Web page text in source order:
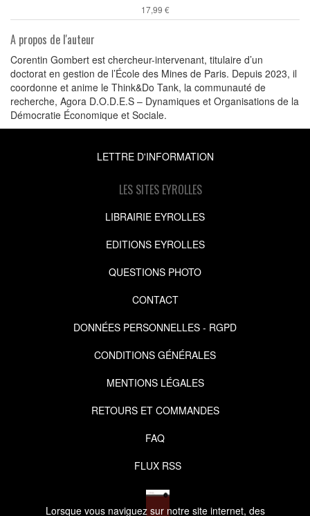
Lorsque vous naviguez sur notre site internet, des
17,99 €
A propos de l'auteur
Corentin Gombert est chercheur-intervenant, titulaire d’un
doctorat en gestion de l’École des Mines de Paris. Depuis 2023, il
coordonne et anime le Think&Do Tank, la communauté de
recherche, Agora D.O.D.E.S – Dynamiques et Organisations de la
Démocratie Économique et Sociale.
LETTRE D'INFORMATION
LES SITES EYROLLES
LIBRAIRIE EYROLLES
EDITIONS EYROLLES
QUESTIONS PHOTO
CONTACT
DONNÉES PERSONNELLES - RGPD
CONDITIONS GÉNÉRALES
MENTIONS LÉGALES
RETOURS ET COMMANDES
FAQ
FLUX RSS